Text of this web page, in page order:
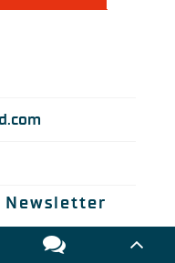
Newsletter
Angebote und Events
unseren kostenlosen